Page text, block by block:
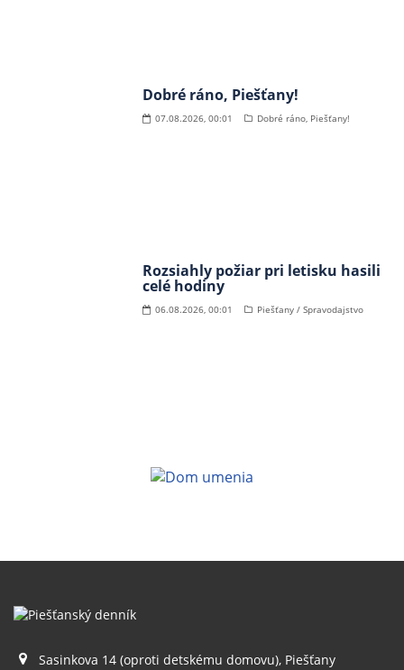
Dobré ráno, Piešťany!
07.08.2026, 00:01 Dobré ráno, Piešťany!
Rozsiahly požiar pri letisku hasili
celé hodiny
06.08.2026, 00:01 Piešťany / Spravodajstvo
Sasinkova 14 (oproti detskému domovu), Piešťany